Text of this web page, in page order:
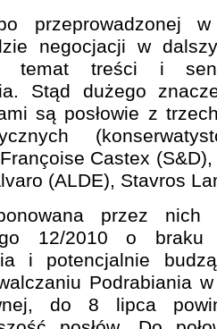
przeprowadzonej
negocjacji w
temat treści i
Stąd dużego
są posłowie z
Castex
(ALDE), Stavros
przez nich
12/2010 o braku
i potencjalnie
Podrabiania
do 8 lipca